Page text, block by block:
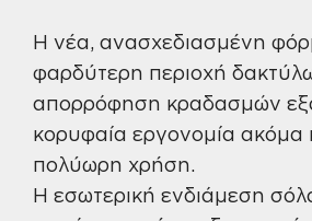
Η νέα, ανασχεδιασμένη
φαρδύτερη περιοχή
απορρόφηση κραδασμών
κορυφαία εργονομία ακόμα
πολύωρη χρήση.
Η εσωτερική ενδιάμεση